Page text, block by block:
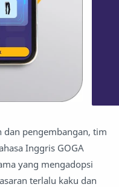
dan pengembangan, tim
Inggris GOGA
yang mengadopsi
terlalu kaku dan